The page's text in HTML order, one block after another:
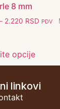
8 mm
2.220 RSD PDV
opcije
linkovi